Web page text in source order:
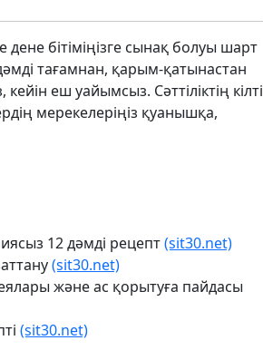
дене бітіміңізге сынақ болуы шарт
тағамнан, қарым-қатынастан
еш уайымсыз. Сәттіліктің кілті
мерекелеріңіз қуанышқа,
12 дәмді рецепт(sit30.net)
(sit30.net)
және ас қорытуға пайдасы
(sit30.net)